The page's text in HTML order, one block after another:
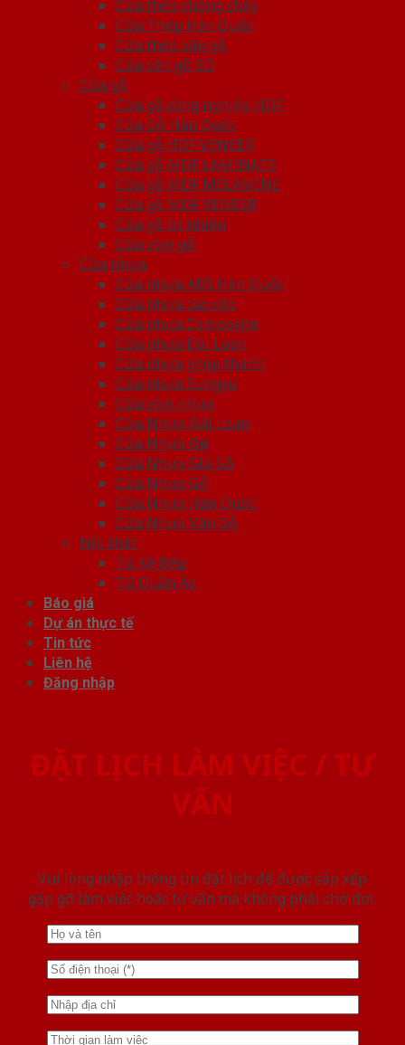
Cửa thép chống cháy
Cửa Thép Hàn Quốc
Cửa thép vân gỗ
Cửa vân gỗ 5D
Cửa gỗ
Cửa gỗ công nghiệp HDF
Cửa Gỗ Hàn Quốc
Cửa gỗ HDF VENEER
Cửa gỗ MDF LAMINATE
Cửa gỗ MDF MELAMINE
Cửa gỗ MDF VENEER
Cửa gỗ tự nhiên
Cửa vòm gỗ
Cửa nhựa
Cửa nhựa ABS Hàn Quốc
Cửa nhựa cao cấp
Cửa nhựa Composite
Cửa nhựa Đài Loan
Cửa nhựa ghép thanh
Cửa nhựa Sungyu
Cửa vòm nhựa
Cửa Nhựa Đài Loan
Cửa Nhựa Đẹp
Cửa Nhựa Giả Gỗ
Cửa Nhựa Gỗ
Cửa Nhựa Hàn Quốc
Cửa Nhựa Vân Gỗ
Nội thất
Tủ Kệ Bếp
Tủ Quần Áo
Báo giá
Dự án thực tế
Tin tức
Liên hệ
Đăng nhập
ĐẶT LỊCH LÀM VIỆC / TƯ
VẤN
Vui lòng nhập thông tin đặt lịch để được sắp xếp
gặp gỡ làm việc hoăc tư vấn mà không phải chờ đợi.